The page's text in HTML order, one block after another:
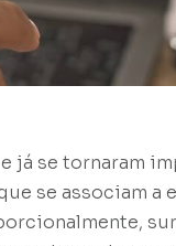
já se tornaram
se associam a